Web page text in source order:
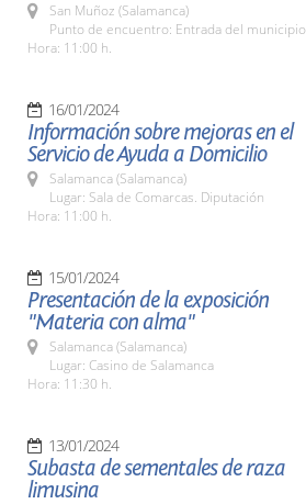
San Muñoz (Salamanca)
Punto de encuentro: Entrada del municipio
Hora: 11:00 h.
16/01/2024
Información sobre mejoras en el
Servicio de Ayuda a Domicilio
Salamanca (Salamanca)
Lugar: Sala de Comarcas. Diputación
Hora: 11:00 h.
15/01/2024
Presentación de la exposición
"Materia con alma"
Salamanca (Salamanca)
Lugar: Casino de Salamanca
Hora: 11:30 h.
13/01/2024
Subasta de sementales de raza
limusina